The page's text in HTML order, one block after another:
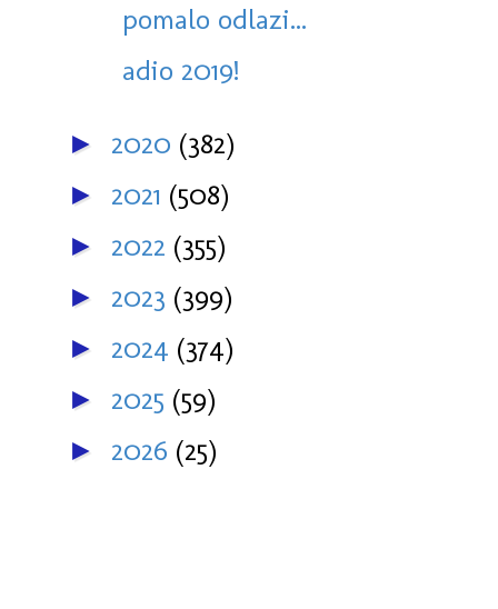
pomalo odlazi...
adio 2019!
► 2020 (382)
► 2021 (508)
► 2022 (355)
► 2023 (399)
► 2024 (374)
► 2025 (59)
► 2026 (25)